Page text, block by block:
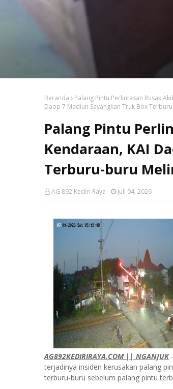
Beranda Palang Pintu Perlintasan Rusak
Daop 7 Madiun Sayangkan Truk Box
Palang Pintu
Kendaraan, KAI
Terburu-buru
AG 892 Kediri Raya Juli 04, 2026
AG892KEDIRIRAYA.COM || NGANJUK-
terjadinya insiden kerusakan palang
terburu-buru sebelum palang pintu